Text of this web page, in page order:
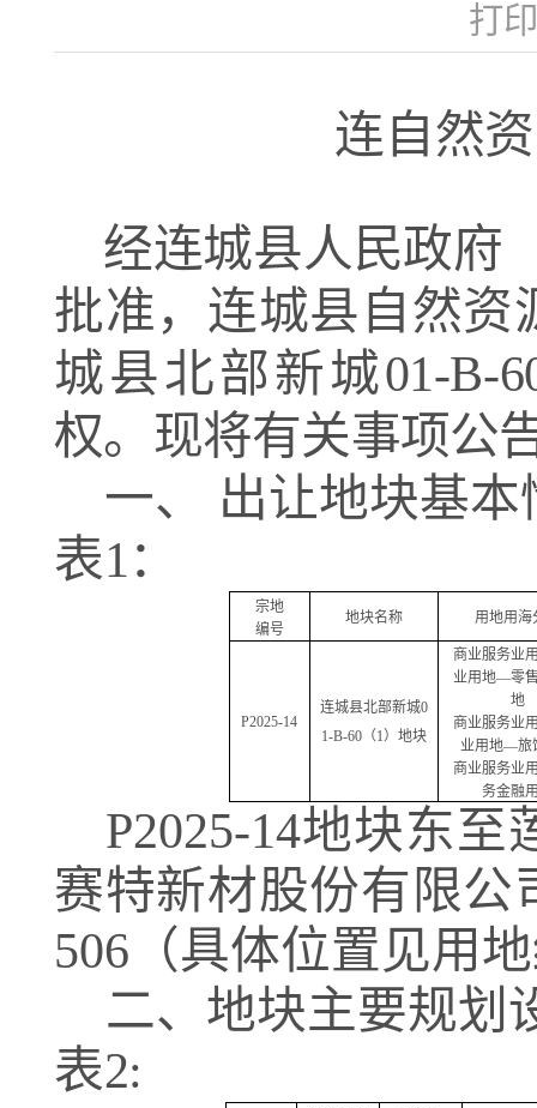
打
连自然
经连城县人民政府
批准，连城县自然资
城县北部新城01-B-
权。现将有关事项公
一、
出让地块基本
表1：
宗地
编号
地块名称 用地用海
P2025-14
连城县北部新城0
1-B-60（1）地块
商业服务业
业用地—零
地
商业服务业
业用地—旅
商业服务业
务金融
P2025-14地块东至
赛特新材股份有限公
506 （具体位置见用
二、地块主要规划
表2: